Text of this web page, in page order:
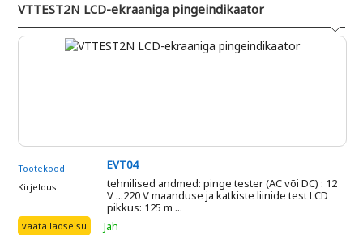
VTTEST2N LCD-ekraaniga pingeindikaator
Tootekood: EVT04
Kirjeldus:
tehnilised andmed: pinge tester (AC või DC) : 12
V ...220 V maanduse ja katkiste liinide test LCD
pikkus: 125 m ...
vaata laoseisu Jah